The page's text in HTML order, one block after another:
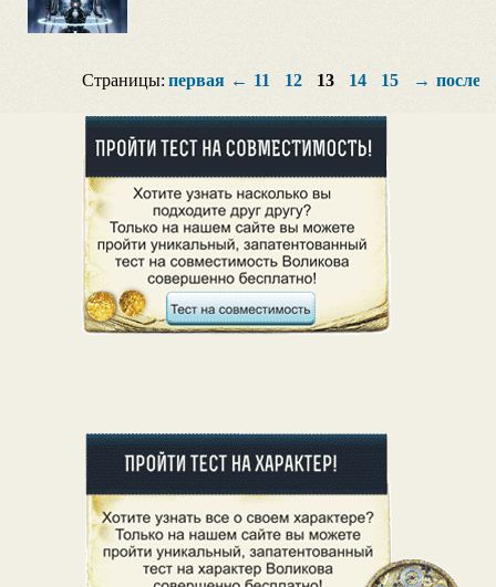
Страницы: первая ← 11 12 13 14 15 →